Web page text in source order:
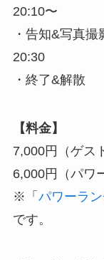
20:10〜
・告知&写真撮
20:30
・終了&解散
【料金】
7,000円（ゲス
6,000円（パワ
※「 パワーラ
です。